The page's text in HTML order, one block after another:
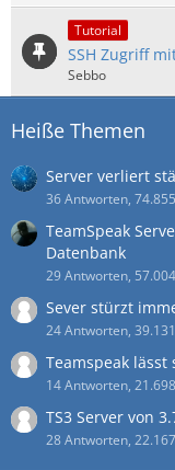
Tutorial
SSH Zugriff
Sebbo
Heiße Themen
Server verliert
36 Antworten,
TeamSpeak
Datenbank
29 Antworten,
Sever stürzt
24 Antworten,
Teamspeak
14 Antworten,
TS3 Server von
28 Antworten,